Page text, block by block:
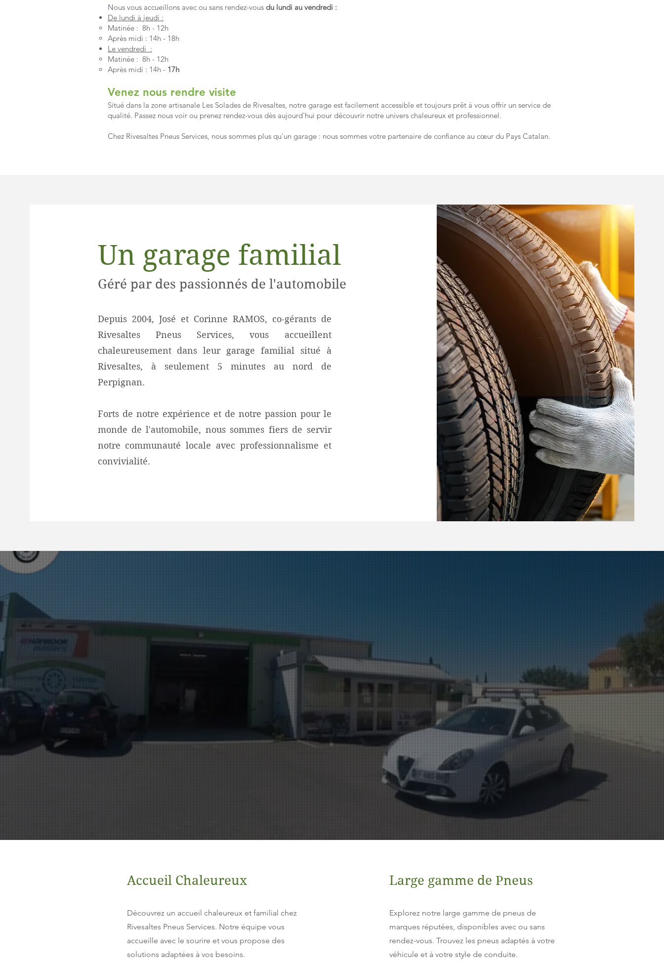
Nous vous accueillons avec ou sans rendez-vous du lundi au vendredi :
De lundi à jeudi :
Matinée : 8h - 12h
Après midi : 14h - 18h
Le vendredi :
Matinée : 8h - 12h
Après midi : 14h - 17h
Venez nous rendre visite
Situé dans la zone artisanale Les Solades de Rivesaltes, notre garage est facilement accessible et toujours prêt à vous offrir un service de
qualité. Passez nous voir ou prenez rendez-vous dès aujourd'hui pour découvrir notre univers chaleureux et professionnel.
Chez Rivesaltes Pneus Services, nous sommes plus qu'un garage : nous sommes votre partenaire de confiance au cœur du Pays Catalan.
Un garage familial
Géré par des passionnés de l'automobile
Depuis 2004, José et Corinne RAMOS, co-gérants de
Rivesaltes Pneus Services, vous accueillent
chaleureusement dans leur garage familial situé à
Rivesaltes, à seulement 5 minutes au nord de
Perpignan.
Forts de notre expérience et de notre passion pour le
monde de l'automobile, nous sommes fiers de servir
notre communauté locale avec professionnalisme et
convivialité.
Accueil Chaleureux
Découvrez un accueil chaleureux et familial chez
Rivesaltes Pneus Services. Notre équipe vous
accueille avec le sourire et vous propose des
solutions adaptées à vos besoins.
Large gamme de Pneus
Explorez notre large gamme de pneus de
marques réputées, disponibles avec ou sans
rendez-vous. Trouvez les pneus adaptés à votre
véhicule et à votre style de conduite.